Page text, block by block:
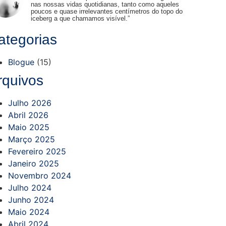
nas nossas vidas quotidianas, tanto como aqueles
poucos e quase irrelevantes centímetros do topo do
iceberg a que chamamos visível.”
Blogue (15)
Julho 2026
Abril 2026
Maio 2025
Março 2025
Fevereiro 2025
Janeiro 2025
Novembro 2024
Julho 2024
Junho 2024
Maio 2024
Abril 2024